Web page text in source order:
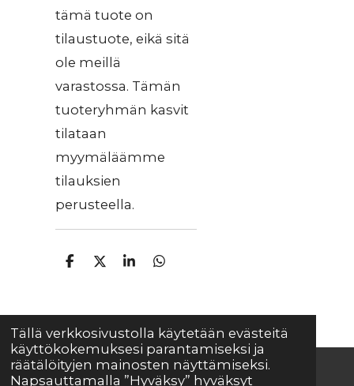
Tällä verkkosivustolla käytetään evästeitä
käyttökokemuksesi parantamiseksi ja
räätälöityjen mainosten näyttämiseksi.
Napsauttamalla ”Hyväksy” hyväksyt
tämä tuote on
tilaustuote, eikä sitä
ole meillä
varastossa. Tämän
tuoteryhmän kasvit
tilataan
myymäläämme
tilauksien
perusteella.
J
J
J
J